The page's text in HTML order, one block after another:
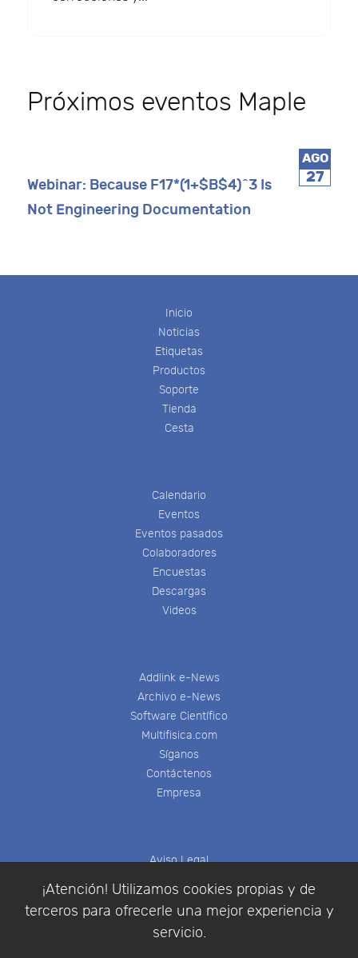
¡Atención! Utilizamos cookies propias y de
terceros para ofrecerle una mejor experiencia y
servicio.
Próximos eventos Maple
AGO
27
Webinar: Because F17*(1+$B$4)^3 Is
Not Engineering Documentation
Inicio
Noticias
Etiquetas
Productos
Soporte
Tienda
Cesta
Calendario
Eventos
Eventos pasados
Colaboradores
Encuestas
Descargas
Videos
Addlink e-News
Archivo e-News
Software Científico
Multifisica.com
Síganos
Contáctenos
Empresa
Aviso Legal
Política de Privacidad
Condiciones de compra
Identificarse